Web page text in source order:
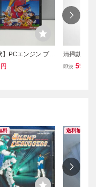
】PCエンジン プロ
ールドスタジアム
円
清掃動作品
ョン サッ
即決 599
料 送料無料